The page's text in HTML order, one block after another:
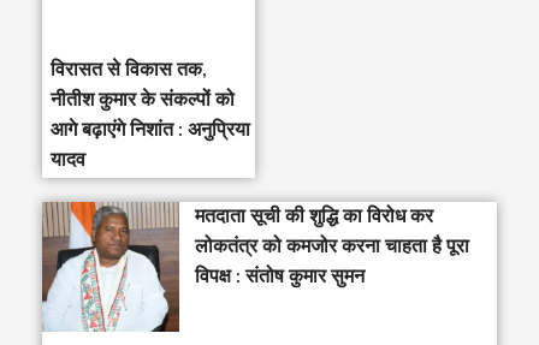
विरासत से विकास तक,
नीतीश कुमार के संकल्पों को
आगे बढ़ाएंगे निशांत : अनुप्रिया
यादव
मतदाता सूची की शुद्धि का विरोध कर
लोकतंत्र को कमजोर करना चाहता है पूरा
विपक्ष : संतोष कुमार सुमन